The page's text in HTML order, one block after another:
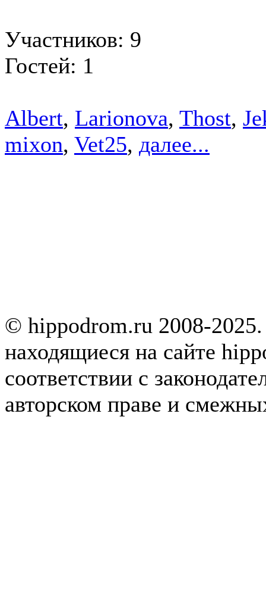
Участников: 9
Гостей: 1
Albert, Larionova, Thost,
mixon, Vet25, далее...
© hippodrom.ru 2008-
находящиеся на сайте
соответствии с
авторском праве и